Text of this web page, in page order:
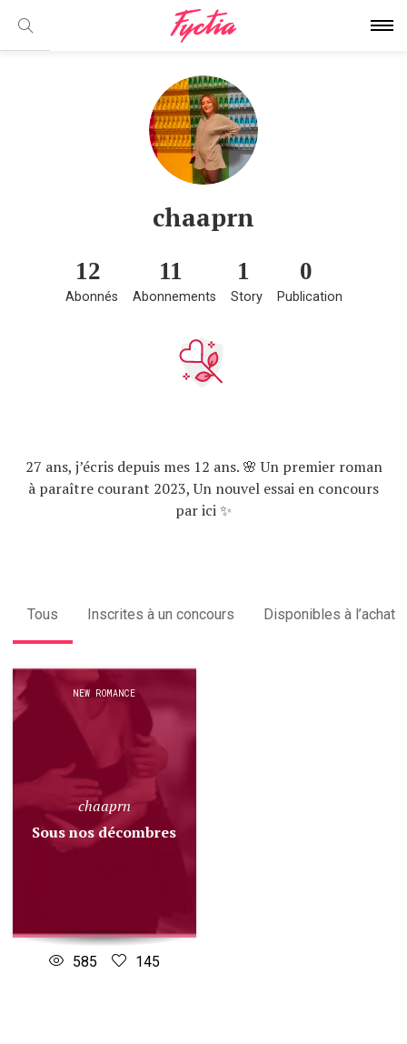
chaaprn
12
Abonnés
11
Abonnements
1
Story
0
Publication
27 ans, j’écris depuis mes 12 ans. 🌸 Un premier roman
à paraître courant 2023, Un nouvel essai en concours
par ici ✨
Tous Inscrites à un concours Disponibles à l’achat
NEW ROMANCE
chaaprn
Sous nos décombres
585 145